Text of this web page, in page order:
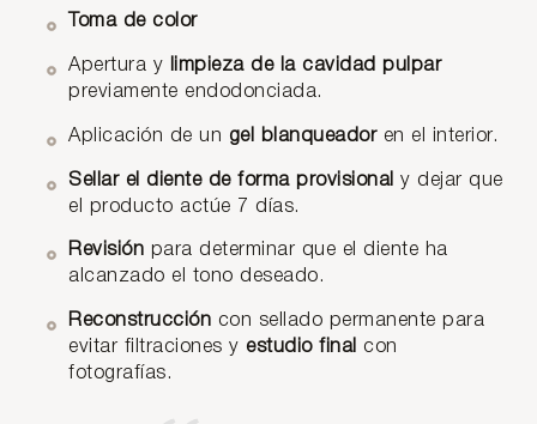
Toma de color
Apertura y limpieza de la cavidad pulpar
previamente endodonciada.
Aplicación de un gel blanqueadoren el interior.
Sellar el diente de forma provisional y dejar que
el producto actúe 7 días.
Revisión para determinar que el diente ha
alcanzado el tono deseado.
Reconstrucción con sellado permanente para
evitar filtraciones y estudio final con
fotografías.